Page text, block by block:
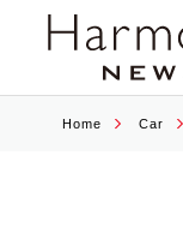
Home Car